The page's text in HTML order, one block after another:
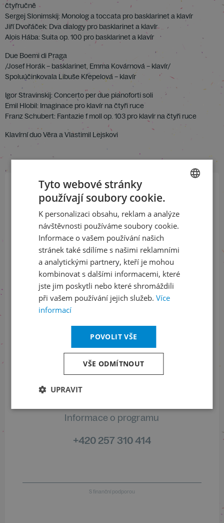
čtyřručně
Sergej Slonimskij: Monolog a toccata pro basklarinet a klavír
Jiří Dvořáček: Dva dialogy pro basklarinet a klavír
Alois Hába: Suita op. 100 pro basklarinet a klavír
Due Boemi di Praga
/Josef Horák – basklarinet, Emma Kovárnová – klavír/
Spoluúčinkovala Libuše Křepelová – klavír
Igor Stravinskij: Concerto per due pianoforti soli
Emil Hlobil: Imaginace pro klavír na čtyři ruce
Franz Schubert: Fantazie f moll op. 103 pro klavír na čtyři ruce
Klavírní duo Věra a Vlastimil Lejskovi
Přihlaste se k našemu newsletteru
a buďte jako první v obraze
ODEBÍRAT NEWSLETTER
Sledujte nás na sociálních sítích
Informace o stavu objednávek
+420 461 049 232
Informace o programu
+420 257 310 414
S finanční podporou
ENGLISH
Tyto webové stránky
používají soubory cookie.
K personalizaci obsahu, reklam a analýze
návštěvnosti používáme soubory cookie.
Informace o vašem používání našich
stránek také sdílíme s našimi reklamními
a analytickými partnery, kteří je mohou
kombinovat s dalšími informacemi, které
jste jim poskytli nebo které shromáždili
při vašem používání jejich služeb. Více
informací
POVOLIT VŠE
VŠE ODMÍTNOUT
UPRAVIT